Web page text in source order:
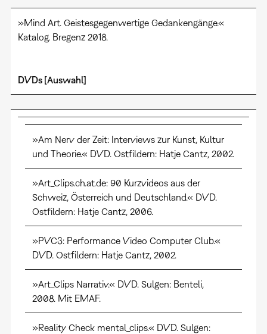
»Mind Art. Geistesgegenwertige Gedankengänge.«
Katalog. Bregenz 2018.
DVDs [Auswahl]
»Am Nerv der Zeit: Interviews zur Kunst, Kultur
und Theorie.« DVD. Ostfildern: Hatje Cantz, 2002.
»Art_Clips.ch.at.de: 90 Kurzvideos aus der
Schweiz, Österreich und Deutschland.« DVD.
Ostfildern: Hatje Cantz, 2006.
»PVC3: Performance Video Computer Club.«
DVD. Ostfildern: Hatje Cantz, 2002.
»Art_Clips Narrativ.« DVD. Sulgen: Benteli,
2008. Mit EMAF.
»Reality Check mental_clips.« DVD. Sulgen: